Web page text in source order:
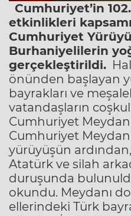
Cumhuriyet’in
etkinlikleri
Cumhuriyet
Burhaniyelilerin
gerçekleştirildi.
önünden başlayan
bayrakları ve
vatandaşların
Cumhuriyet
Cumhuriyet
yürüyüşün
Atatürk ve silah
duruşunda
okundu. Meydanı
ellerindeki Türk